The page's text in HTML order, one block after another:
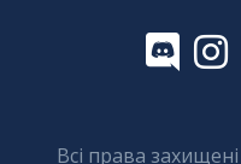
Всі права